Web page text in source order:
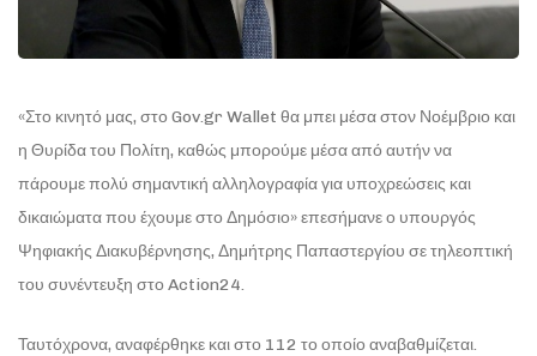
«Στο κινητό μας, στο Gov.gr Wallet θα μπει μέσα στον Νοέμβριο και
η Θυρίδα του Πολίτη, καθώς μπορούμε μέσα από αυτήν να
πάρουμε πολύ σημαντική αλληλογραφία για υποχρεώσεις και
δικαιώματα που έχουμε στο Δημόσιο» επεσήμανε ο υπουργός
Ψηφιακής Διακυβέρνησης, Δημήτρης Παπαστεργίου σε τηλεοπτική
του συνέντευξη στο Action24.
Ταυτόχρονα, αναφέρθηκε και στο 112 το οποίο αναβαθμίζεται.